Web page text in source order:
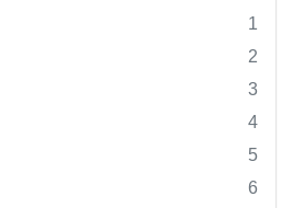
1
2
3
4
5
6